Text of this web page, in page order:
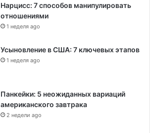
Нарцисс: 7 способов манипулировать
отношениями
1 неделя ago
Усыновление в США: 7 ключевых этапов
1 неделя ago
Панкейки: 5 неожиданных вариаций
американского завтрака
2 недели ago